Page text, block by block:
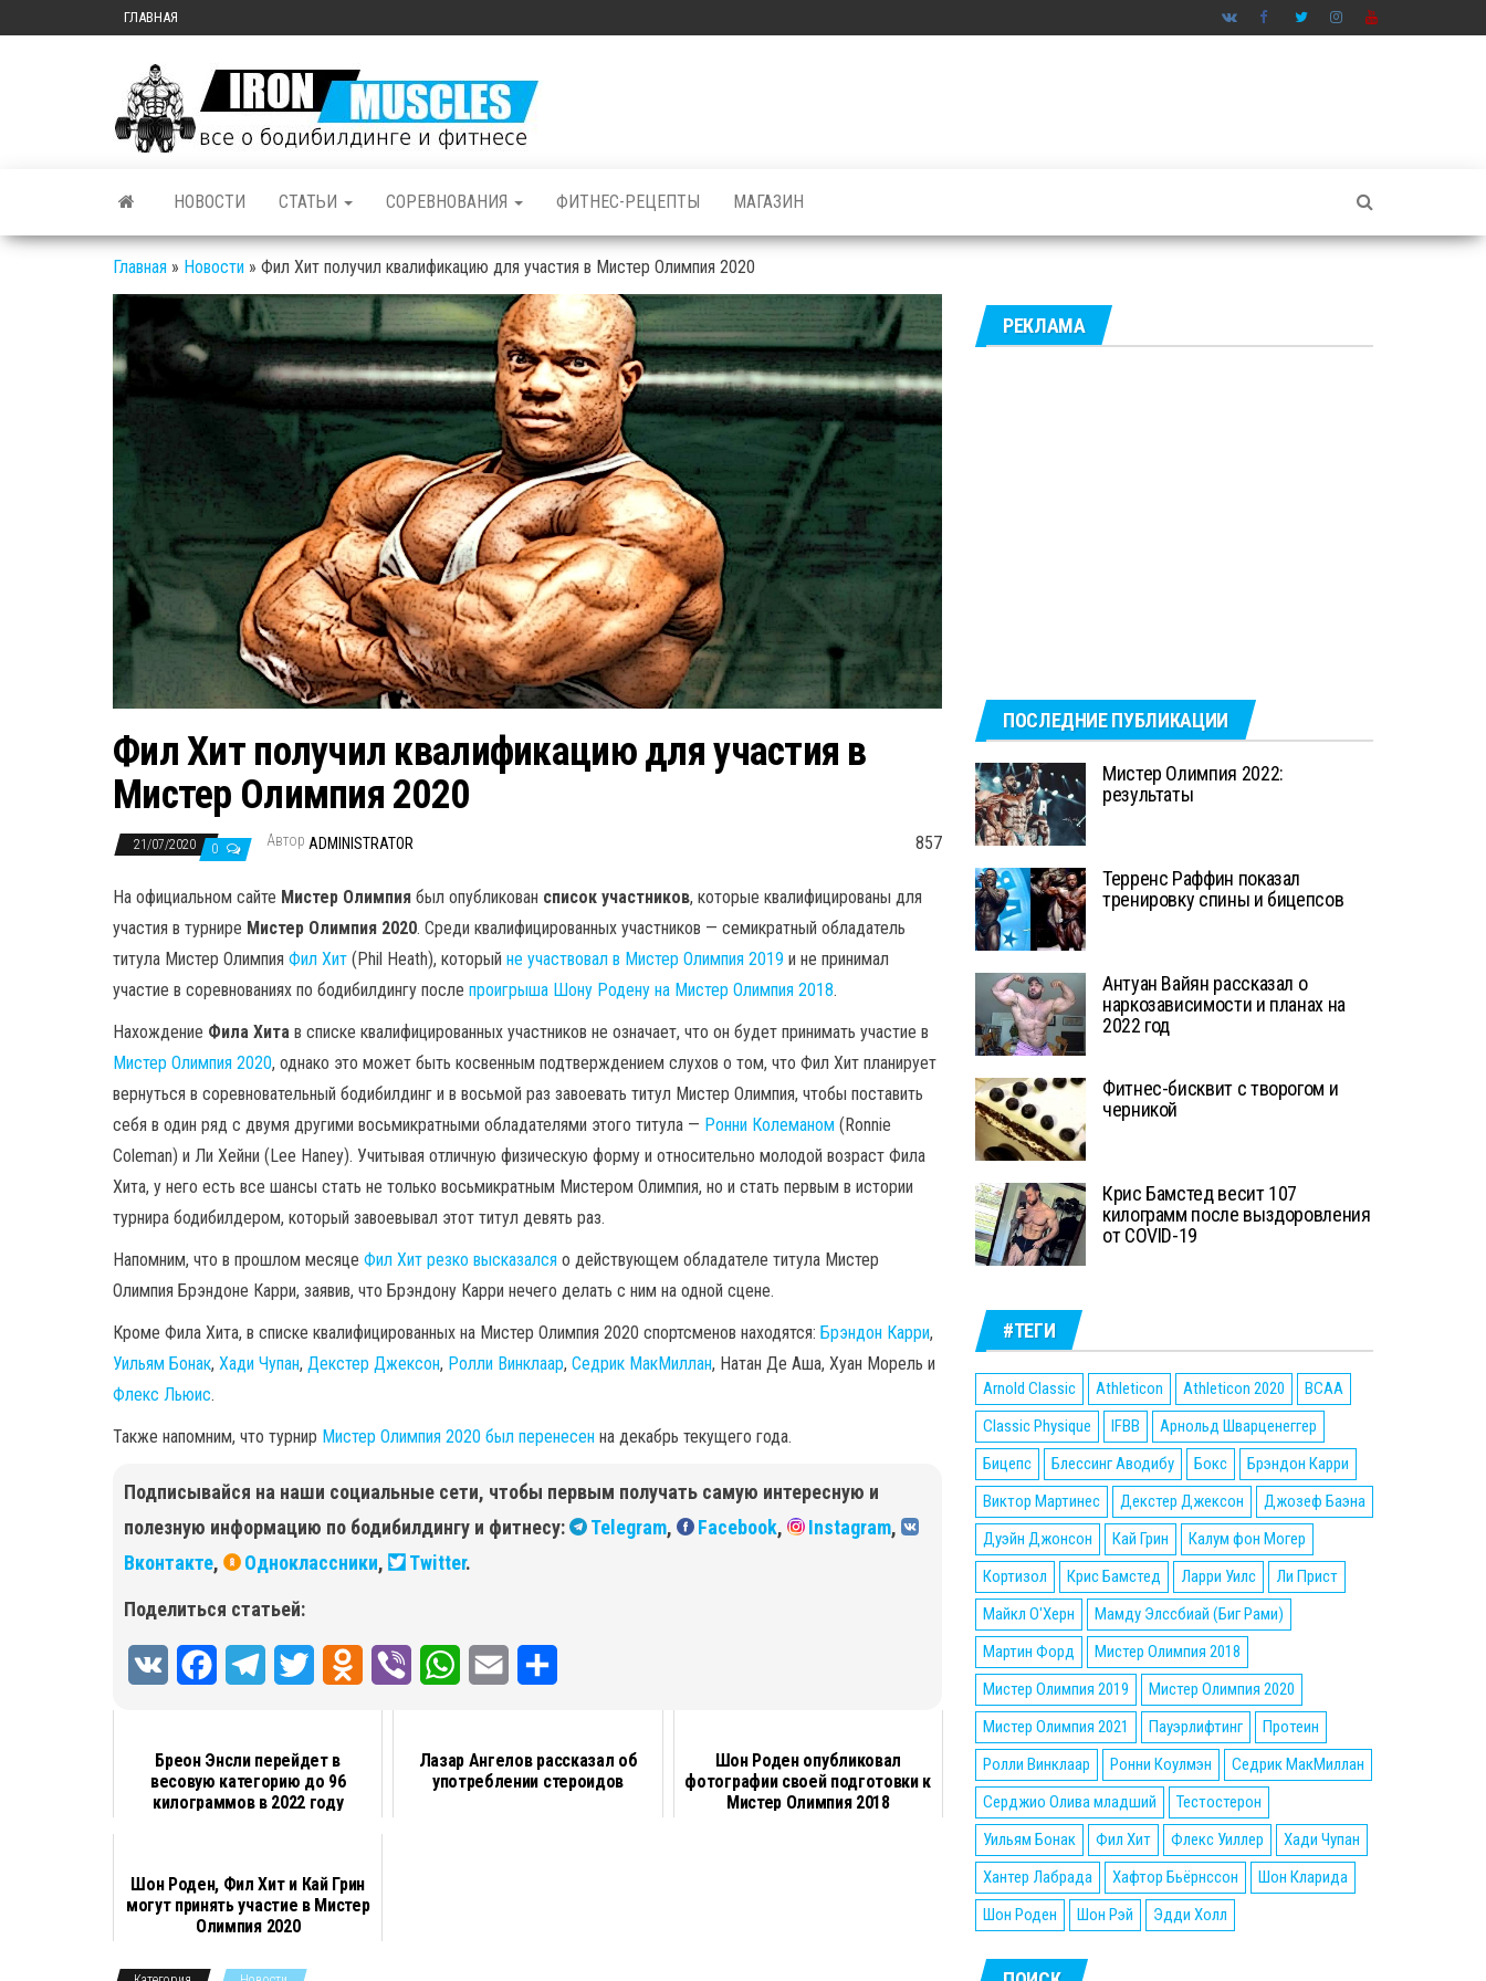
ГЛАВНАЯ
и фитнесе
НОВОСТИ СТАТЬИ СОРЕВНОВАНИЯ ФИТНЕС-РЕЦЕПТЫ МАГАЗИН
Главная » Новости » Фил Хит получил квалификацию для участия в Мистер Олимпия 2020
Фил Хит получил квалификацию для участия в
Мистер Олимпия 2020
21/07/2020 0 Автор ADMINISTRATOR 857
На официальном сайте Мистер Олимпия был опубликован список участников, которые квалифицированы для
участия в турнире Мистер Олимпия 2020. Среди квалифицированных участников — семикратный обладатель
титула Мистер Олимпия Фил Хит (Phil Heath), который не участвовал в Мистер Олимпия 2019 и не принимал
участие в соревнованиях по бодибилдингу после проигрыша Шону Родену на Мистер Олимпия 2018.
Нахождение Фила Хита в списке квалифицированных участников не означает, что он будет принимать участие в
Мистер Олимпия 2020, однако это может быть косвенным подтверждением слухов о том, что Фил Хит планирует
вернуться в соревновательный бодибилдинг и в восьмой раз завоевать титул Мистер Олимпия, чтобы поставить
себя в один ряд с двумя другими восьмикратными обладателями этого титула — Ронни Колеманом (Ronnie
Coleman) и Ли Хейни (Lee Haney). Учитывая отличную физическую форму и относительно молодой возраст Фила
Хита, у него есть все шансы стать не только восьмикратным Мистером Олимпия, но и стать первым в истории
турнира бодибилдером, который завоевывал этот титул девять раз.
Напомним, что в прошлом месяце Фил Хит резко высказался о действующем обладателе титула Мистер
Олимпия Брэндоне Карри, заявив, что Брэндону Карри нечего делать с ним на одной сцене.
Кроме Фила Хита, в списке квалифицированных на Мистер Олимпия 2020 спортсменов находятся: Брэндон Карри,
Уильям Бонак, Хади Чупан, Декстер Джексон, Ролли Винклаар, Седрик МакМиллан, Натан Де Аша, Хуан Морель и
Флекс Льюис.
Также напомним, что турнир Мистер Олимпия 2020 был перенесен на декабрь текущего года.
Подписывайся на наши социальные сети, чтобы первым получать самую интересную и
полезную информацию по бодибилдингу и фитнесу:
Telegram, Facebook, Instagram,
Вконтакте, Одноклассники, Twitter.
Поделиться статьей:
e
o
e
a
t
r
a
t
i
р
Бреон Энсли перейдет в
весовую категорию до 96
килограммов в 2022 году
Лазар Ангелов рассказал об
употреблении стероидов
Шон Роден опубликовал
фотографии своей подготовки к
Мистер Олимпия 2018
Шон Роден, Фил Хит и Кай Грин
могут принять участие в Мистер
Олимпия 2020
РЕКЛАМА
ПОСЛЕДНИЕ ПУБЛИКАЦИИ
Мистер Олимпия 2022:
результаты
Терренс Раффин показал
тренировку спины и бицепсов
Антуан Вайян рассказал о
наркозависимости и планах на
2022 год
Фитнес-бисквит с творогом и
черникой
Крис Бамстед весит 107
килограмм после выздоровления
от COVID-19
#ТЕГИ
Arnold Classic Athleticon Athleticon 2020
BCAA
Classic Physique
IFBB
Арнольд Шварценеггер
Бицепс
Блессинг Аводибу Бокс
Брэндон Карри
Виктор Мартинес
Декстер Джексон
Джозеф Баэна
Дуэйн Джонсон
Кай Грин
Калум фон Могер
Кортизол
Крис Бамстед Ларри Уилс
Ли Прист
Майкл О'Херн
Мамду Элссбиай (Биг Рами)
Мартин Форд
Мистер Олимпия 2018
Мистер Олимпия 2019
Мистер Олимпия 2020
Мистер Олимпия 2021
Пауэрлифтинг
Протеин
Ролли Винклаар
Ронни Коулмэн
Седрик МакМиллан
Серджио Олива младший
Тестостерон
Уильям Бонак
Фил Хит Флекс Уиллер
Хади Чупан
Хантер Лабрада
Хафтор Бьёрнссон
Шон Кларида
Шон Роден
Шон Рэй Эдди Холл